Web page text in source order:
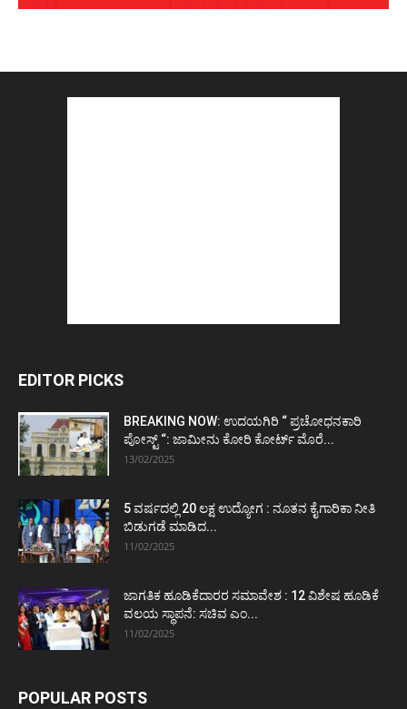
EDITOR PICKS
BREAKING NOW: ಉದಯಗಿರಿ “ ಪ್ರಚೋಧನಕಾರಿ
ಪೋಸ್ಟ್‌ “: ಜಾಮೀನು ಕೋರಿ ಕೋರ್ಟ್‌ ಮೊರೆ...
13/02/2025
5 ವರ್ಷದಲ್ಲಿ 20 ಲಕ್ಷ ಉದ್ಯೋಗ : ನೂತನ ಕೈಗಾರಿಕಾ ನೀತಿ
ಬಿಡುಗಡೆ ಮಾಡಿದ...
11/02/2025
ಜಾಗತಿಕ ಹೂಡಿಕೆದಾರರ ಸಮಾವೇಶ : 12 ವಿಶೇಷ ಹೂಡಿಕೆ
ವಲಯ ಸ್ಥಾಪನೆ: ಸಚಿವ ಎಂ...
11/02/2025
POPULAR POSTS